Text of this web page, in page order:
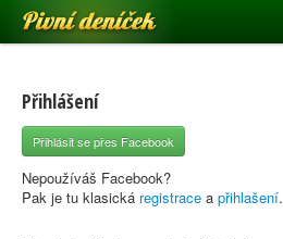
Pivní deníček
Pivní mapa
Pivní značky
Nápověda
Přihlášení
Přihlásit se přes Facebook
Nepoužíváš Facebook?
Pak je tu klasická registrace a přihlašení.